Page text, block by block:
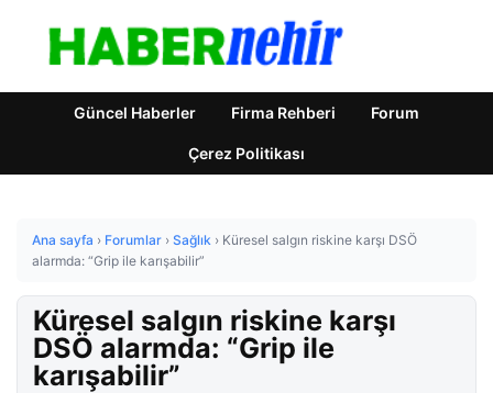
Güncel Haberler Firma Rehberi Forum
Çerez Politikası
Ana sayfa › Forumlar › Sağlık › Küresel salgın riskine karşı DSÖ
alarmda: “Grip ile karışabilir”
Küresel salgın riskine karşı
DSÖ alarmda: “Grip ile
karışabilir”